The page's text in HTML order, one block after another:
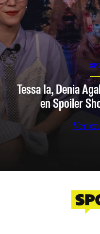
Tessa Ia, Denia
en Spoiler
Ver